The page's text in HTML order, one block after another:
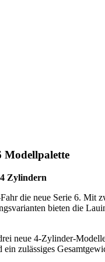
Modellpalette
Zylindern
die neue Serie 6.
bieten die
neue 4-Zylinder-
ein zulässiges